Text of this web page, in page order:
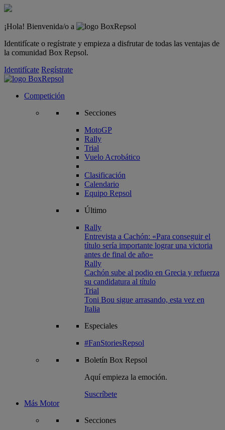
¡Hola! Bienvenida/o a
Identifícate o regístrate y empieza a disfrutar de todas las ventajas de
la comunidad Box Repsol.
Identifícate Regístrate
Competición
Secciones
MotoGP
Rally
Trial
Vuelo Acrobático
Clasificación
Calendario
Equipo Repsol
Último
Rally
Entrevista a Cachón: «Para conseguir el
título sería importante lograr una victoria
antes de final de año»
Rally
Cachón sube al podio en Grecia y refuerza
su candidatura al título
Trial
Toni Bou sigue arrasando, esta vez en
Italia
Especiales
#FanStoriesRepsol
Boletín Box Repsol
Aquí empieza la emoción.
Suscríbete
Más Motor
Secciones